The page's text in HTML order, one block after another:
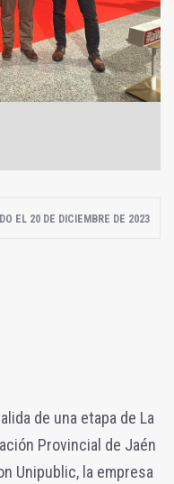
EL 20 DE DICIEMBRE DE 2023
de una etapa de La
Provincial de Jaén
Unipublic, la empresa